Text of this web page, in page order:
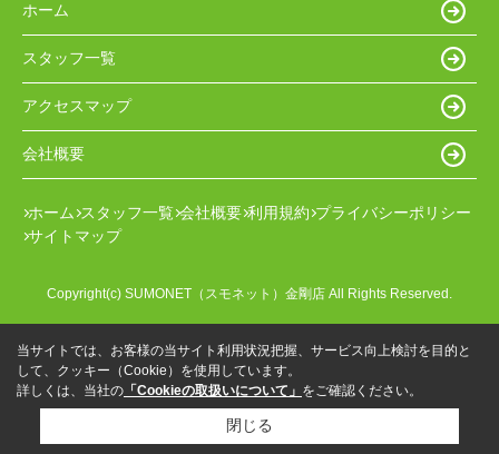
ホーム
スタッフ一覧
アクセスマップ
会社概要
ホーム スタッフ一覧 会社概要 利用規約 プライバシーポリシー
サイトマップ
Copyright(c) SUMONET（スモネット）金剛店 All Rights Reserved.
当サイトでは、お客様の当サイト利用状況把握、サービス向上検討を目的と
して、クッキー（Cookie）を使用しています。
詳しくは、当社の 「Cookieの取扱いについて」 をご確認ください。
閉じる